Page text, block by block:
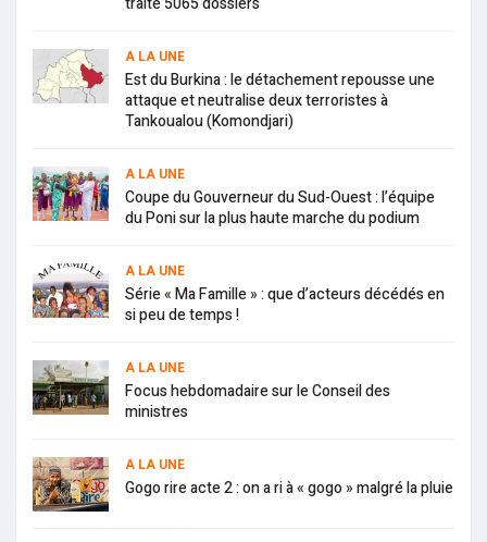
A LA UNE
Est du Burkina : le détachement repousse une
attaque et neutralise deux terroristes à
Tankoualou (Komondjari)
A LA UNE
Coupe du Gouverneur du Sud-Ouest : l’équipe
du Poni sur la plus haute marche du podium
A LA UNE
Série « Ma Famille » : que d’acteurs décédés en
si peu de temps !
A LA UNE
Focus hebdomadaire sur le Conseil des
ministres
A LA UNE
Gogo rire acte 2 : on a ri à « gogo » malgré la pluie